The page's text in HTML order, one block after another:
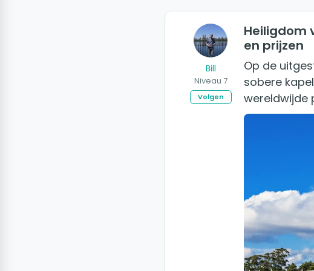
Bill
Niveau 7
Volgen
Heiligdom
en prijzen
Op de
sobere
wereldwijde